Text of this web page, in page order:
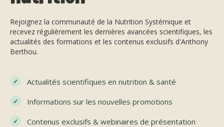
Rejoignez la communauté de la Nutrition Systémique et
recevez régulièrement les dernières avancées scientifiques, les
actualités des formations et les contenus exclusifs d'Anthony
Berthou.
Actualités scientifiques en nutrition & santé
Informations sur les nouvelles promotions
Contenus exclusifs & webinaires de présentation